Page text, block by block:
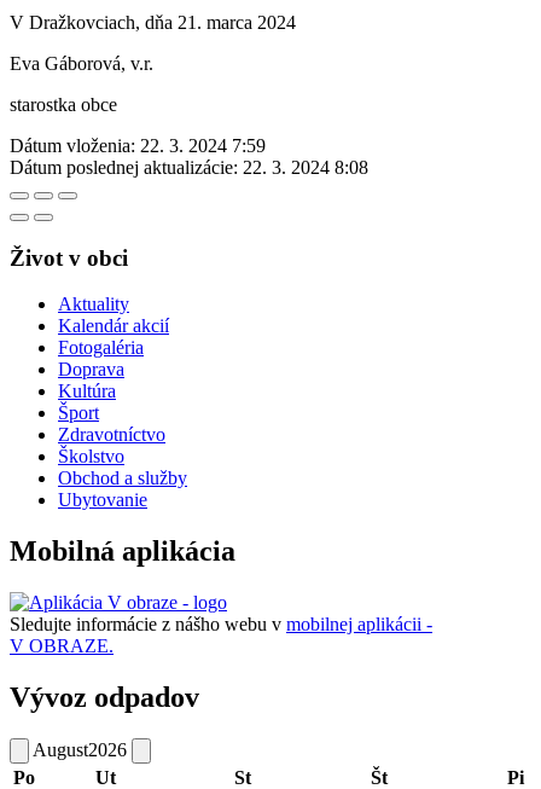
V Dražkovciach, dňa 21. marca 2024
Eva Gáborová, v.r.
starostka obce
Dátum vloženia: 22. 3. 2024 7:59
Dátum poslednej aktualizácie: 22. 3. 2024 8:08
Život v obci
Aktuality
Kalendár akcií
Fotogaléria
Doprava
Kultúra
Šport
Zdravotníctvo
Školstvo
Obchod a služby
Ubytovanie
Mobilná aplikácia
Sledujte informácie z nášho webu v mobilnej aplikácii -
V OBRAZE.
Vývoz odpadov
August2026
Po
Ut St Št Pi